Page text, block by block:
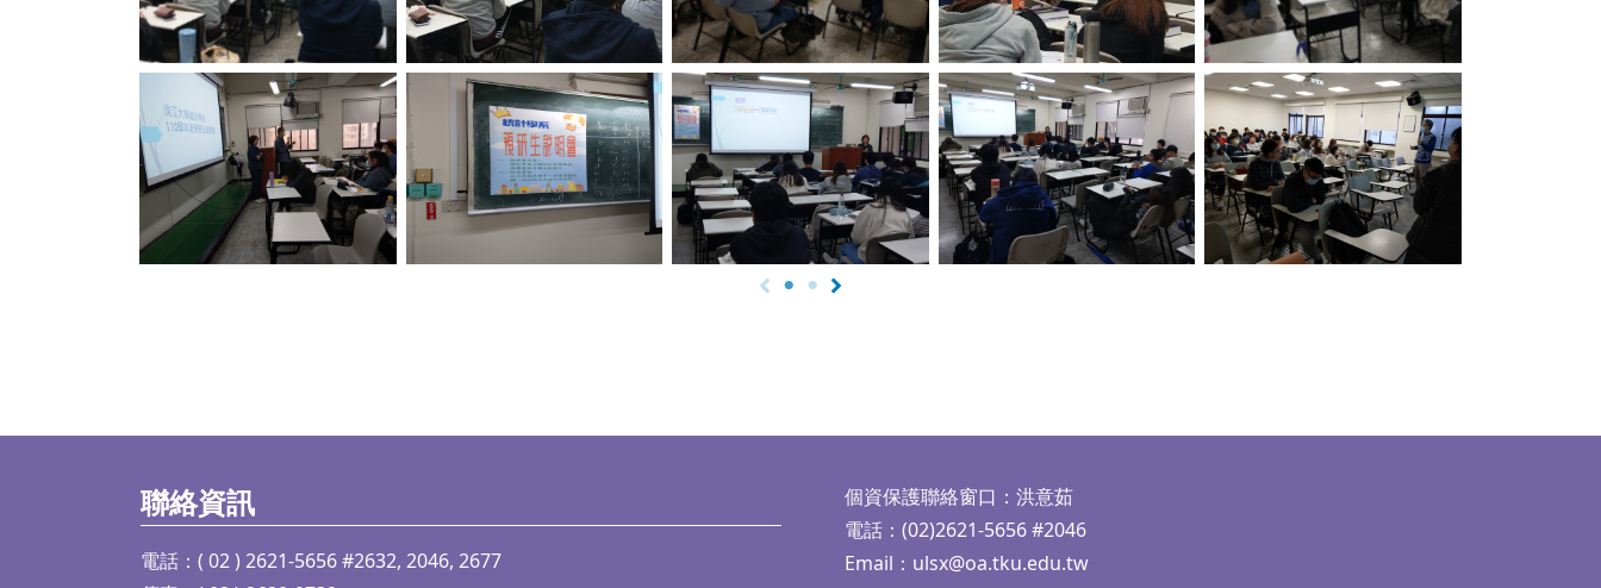
No Caption No Caption No Caption No Caption No Caption
聯絡資訊
電話：( 02 ) 2621-5656 #2632, 2046, 2677
個資保護聯絡窗口：洪意茹
電話：(02)2621-5656 #2046
Email： ulsx@oa.tku.edu.tw